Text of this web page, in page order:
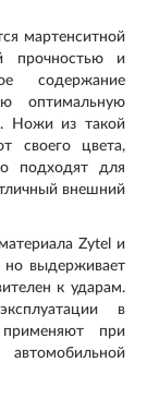
мартенситной
прочностью и
содержание
оптимальную
Ножи из такой
своего цвета,
подходят для
внешний
Zytel и
но выдерживает
к ударам.
в
при
автомобильной